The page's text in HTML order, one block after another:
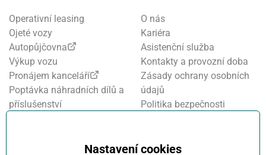
Nastavení cookies
Operativní leasing
Ojeté vozy
Autopůjčovna
Výkup vozu
Pronájem kanceláří
Poptávka náhradních dílů a
příslušenství
O nás
Kariéra
Asistenční služba
Kontakty a provozní doba
Zásady ochrany osobních
údajů
Politika bezpečnosti
Oznamovací systém